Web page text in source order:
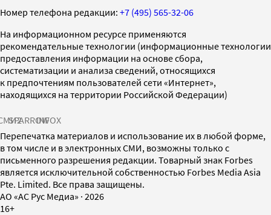
Номер телефона редакции: +7 (495) 565-32-06
На информационном ресурсе применяются
рекомендательные технологии (информационные технологии
предоставления информации на основе сбора,
систематизации и анализа сведений, относящихся
к предпочтениям пользователей сети «Интернет»,
находящихся на территории Российской Федерации)
SPARROWINFOX
Перепечатка материалов и использование их в любой форме,
в том числе и в электронных СМИ, возможны только с
письменного разрешения редакции. Товарный знак Forbes
является исключительной собственностью Forbes Media Asia
Pte. Limited. Все права защищены.
AO «АС Рус Медиа» · 2026
16+